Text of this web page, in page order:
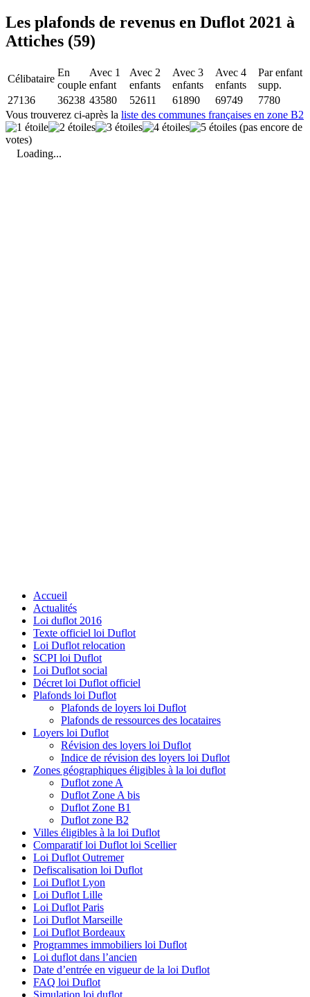
Les plafonds de revenus en Duflot 2021 à
Attiches (59)
Célibataire
En
couple
Avec 1
enfant
Avec 2
enfants
Avec 3
enfants
Avec 4
enfants
Par enfant
supp.
27136
36238 43580 52611 61890 69749
7780
Vous trouverez ci-après la liste des communes françaises en zone B2
(pas encore de
votes)
Loading...
Accueil
Actualités
Loi duflot 2016
Texte officiel loi Duflot
Loi Duflot relocation
SCPI loi Duflot
Loi Duflot social
Décret loi Duflot officiel
Plafonds loi Duflot
Plafonds de loyers loi Duflot
Plafonds de ressources des locataires
Loyers loi Duflot
Révision des loyers loi Duflot
Indice de révision des loyers loi Duflot
Zones géographiques éligibles à la loi duflot
Duflot zone A
Duflot Zone A bis
Duflot Zone B1
Duflot zone B2
Villes éligibles à la loi Duflot
Comparatif loi Duflot loi Scellier
Loi Duflot Outremer
Defiscalisation loi Duflot
Loi Duflot Lyon
Loi Duflot Lille
Loi Duflot Paris
Loi Duflot Marseille
Loi Duflot Bordeaux
Programmes immobiliers loi Duflot
Loi duflot dans l’ancien
Date d’entrée en vigueur de la loi Duflot
FAQ loi Duflot
Simulation loi duflot